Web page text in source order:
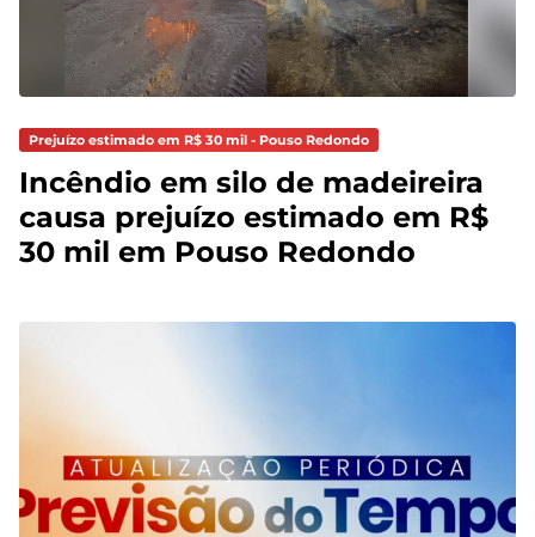
Prejuízo estimado em R$ 30 mil - Pouso Redondo
Incêndio em silo de madeireira
causa prejuízo estimado em R$
30 mil em Pouso Redondo